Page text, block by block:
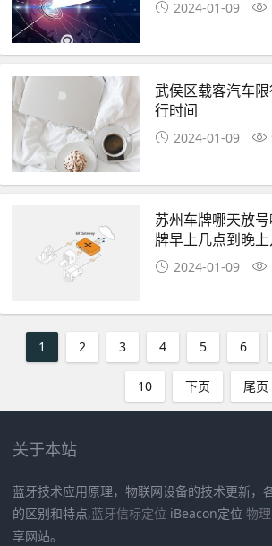
2024-01-09
武侯区载客汽车
行时间
2024-01-09
苏州车牌哪天放
牌早上几点到晚
2024-01-09
1 2 3 4 5 6
10 下页 尾页
关于本站
蓝牙技术应用原理，物联网设备的技术更新，
的区别和特点,蓝牙信标定位 iBeacon定位 物
享网站。